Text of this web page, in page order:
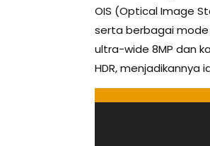
OIS (Optical Image
serta berbagai mode
ultra-wide 8MP dan
HDR, menjadikannya